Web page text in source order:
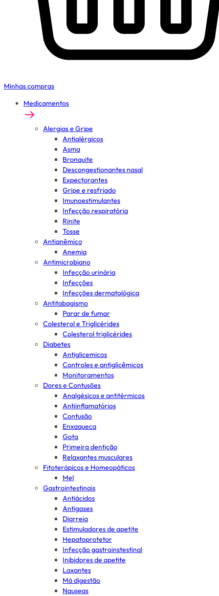
Minhas compras
Medicamentos
Alergias e Gripe
Antialérgicos
Asma
Bronquite
Descongestionantes nasal
Expectorantes
Gripe e resfriado
Imunoestimulantes
Infecção respiratória
Rinite
Tosse
Antianêmico
Anemia
Antimicrobiano
Infecção urinária
Infecções
Infecções dermatológica
Antitabagismo
Parar de fumar
Colesterol e Triglicérides
Colesterol triglicérides
Diabetes
Antiglicemicos
Controles e antiglicêmicos
Monitoramentos
Dores e Contusões
Analgésicos e antitérmicos
Antiinflamatórios
Contusão
Enxaqueca
Gota
Primeira dentição
Relaxantes musculares
Fitoterápicos e Homeopáticos
Mel
Gastrointestinais
Antiácidos
Antigases
Diarreia
Estimuladores de apetite
Hepatoprotetor
Infecção gastroinstestinal
Inibidores de apetite
Laxantes
Má digestão
Nauseas